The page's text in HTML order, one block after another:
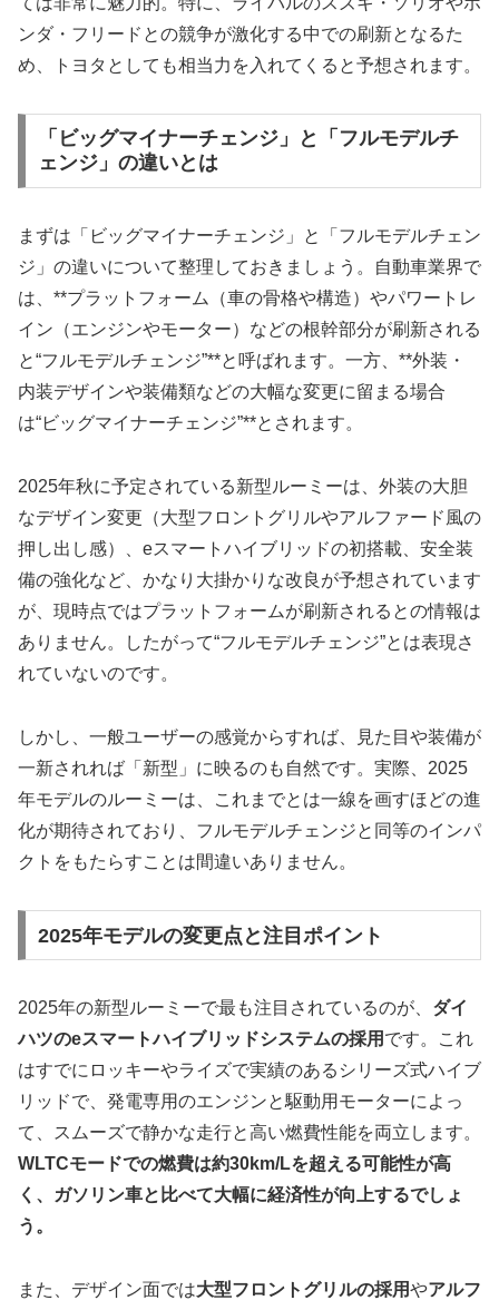
ンダ・フリードとの競争が激化する中での刷新となるた
め、トヨタとしても相当力を入れてくると予想されます。
「ビッグマイナーチェンジ」と「フルモデルチ
ェンジ」の違いとは
まずは「ビッグマイナーチェンジ」と「フルモデルチェン
ジ」の違いについて整理しておきましょう。自動車業界で
は、**プラットフォーム（車の骨格や構造）やパワートレ
イン（エンジンやモーター）などの根幹部分が刷新される
と“フルモデルチェンジ”**と呼ばれます。一方、**外装・
内装デザインや装備類などの大幅な変更に留まる場合
は“ビッグマイナーチェンジ”**とされます。
2025年秋に予定されている新型ルーミーは、外装の大胆
なデザイン変更（大型フロントグリルやアルファード風の
押し出し感）、eスマートハイブリッドの初搭載、安全装
備の強化など、かなり大掛かりな改良が予想されています
が、現時点ではプラットフォームが刷新されるとの情報は
ありません。したがって“フルモデルチェンジ”とは表現さ
れていないのです。
しかし、一般ユーザーの感覚からすれば、見た目や装備が
一新されれば「新型」に映るのも自然です。実際、2025
年モデルのルーミーは、これまでとは一線を画すほどの進
化が期待されており、フルモデルチェンジと同等のインパ
クトをもたらすことは間違いありません。
2025年モデルの変更点と注目ポイント
2025年の新型ルーミーで最も注目されているのが、 ダイ
ハツのeスマートハイブリッドシステムの採用 です。これ
はすでにロッキーやライズで実績のあるシリーズ式ハイブ
リッドで、発電専用のエンジンと駆動用モーターによっ
て、スムーズで静かな走行と高い燃費性能を両立します。
WLTCモードでの燃費は約30km/Lを超える可能性が高
く、ガソリン車と比べて大幅に経済性が向上するでしょ
う。
また、デザイン面では大型フロントグリルの採用やアルフ